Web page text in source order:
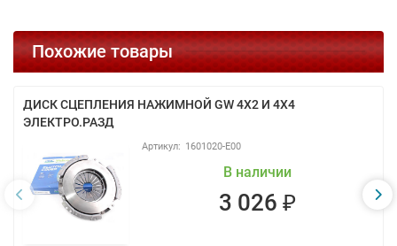
Похожие товары
ДИСК СЦЕПЛЕНИЯ НАЖИМНОЙ GW 4Х2 И 4Х4
ЭЛЕКТРО.РАЗД
1601020-E00
В наличии
3 026 ₽